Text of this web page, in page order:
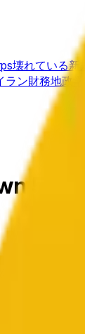
壊れている新規
ラン財務地政学
5 m